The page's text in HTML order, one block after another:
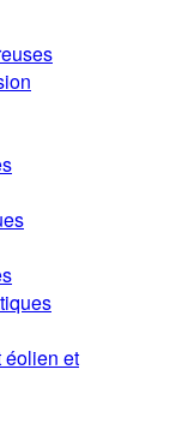
éolien et